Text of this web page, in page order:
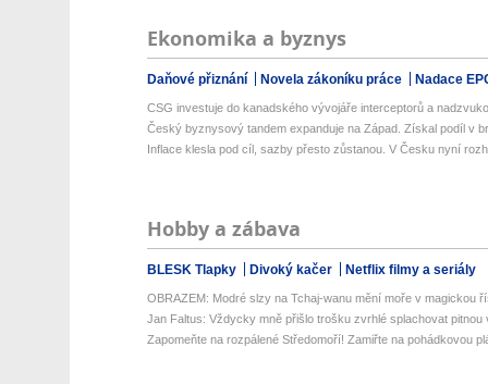
Ekonomika a byznys
Daňové přiznání Novela zákoníku práce Nadace
CSG investuje do kanadského vývojáře interceptorů a
Český byznysový tandem expanduje na Západ. Získal podíl v
Inflace klesla pod cíl, sazby přesto zůstanou. V Česku nyní
Hobby a zábava
BLESK Tlapky Divoký kačer Netflix filmy a seriály
OBRAZEM: Modré slzy na Tchaj-wanu mění moře v magickou
Jan Faltus: Vždycky mně přišlo trošku zvrhlé splachovat pitnou
Zapomeňte na rozpálené Středomoří! Zamiřte na pohádkovou